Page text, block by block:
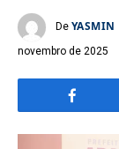
De YASMIN
novembro de 2025